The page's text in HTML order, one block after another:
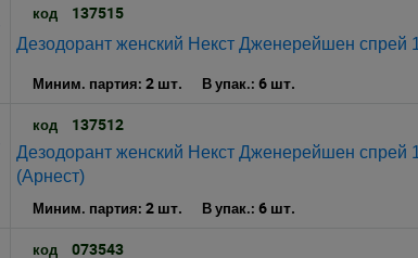
код 137515
Дезодорант женский Некст Дженерейшен спрей
Миним. партия: 2 шт. В упак.: 6 шт.
код 137512
Дезодорант женский Некст Дженерейшен
(Арнест)
Миним. партия: 2 шт. В упак.: 6 шт.
код 073543